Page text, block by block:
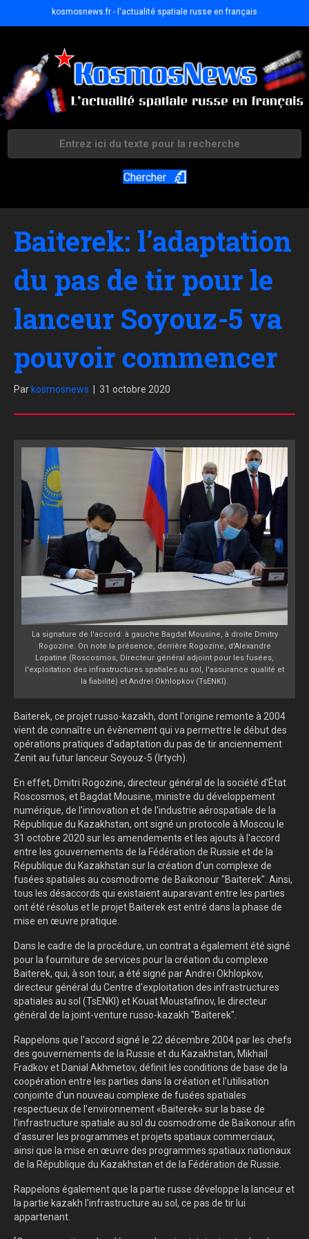
kosmosnews.fr - l'actualité spatiale russe en français
Chercher
Baiterek: l’adaptation
du pas de tir pour le
lanceur Soyouz-5 va
pouvoir commencer
Par kosmosnews 31 octobre 2020
La signature de l'accord: à gauche Bagdat Mousine, à droite Dmitry
Rogozine. On note la présence, derrière Rogozine, d'Alexandre
Lopatine (Roscosmos, Directeur général adjoint pour les fusées,
l'exploitation des infrastructures spatiales au sol, l'assurance qualité et
la fiabilité) et Andreï Okhlopkov (TsENKI).
Baiterek, ce projet russo-kazakh, dont l'origine remonte à 2004
vient de connaître un évènement qui va permettre le début des
opérations pratiques d'adaptation du pas de tir anciennement
Zenit au futur lanceur Soyouz-5 (Irtych).
En effet, Dmitri Rogozine, directeur général de la société d'État
Roscosmos, et Bagdat Mousine, ministre du développement
numérique, de l'innovation et de l'industrie aérospatiale de la
République du Kazakhstan, ont signé un protocole à Moscou le
31 octobre 2020 sur les amendements et les ajouts à l'accord
entre les gouvernements de la Fédération de Russie et de la
République du Kazakhstan sur la création d'un complexe de
fusées spatiales au cosmodrome de Baïkonour "Baiterek". Ainsi,
tous les désaccords qui existaient auparavant entre les parties
ont été résolus et le projet Baiterek est entré dans la phase de
mise en œuvre pratique.
Dans le cadre de la procédure, un contrat a également été signé
pour la fourniture de services pour la création du complexe
Baiterek, qui, à son tour, a été signé par Andreï Okhlopkov,
directeur général du Centre d'exploitation des infrastructures
spatiales au sol (TsENKI) et Kouat Moustafinov, le directeur
général de la joint-venture russo-kazakh "Baiterek".
Rappelons que l'accord signé le 22 décembre 2004 par les chefs
des gouvernements de la Russie et du Kazakhstan, Mikhail
Fradkov et Danial Akhmetov, définit les conditions de base de la
coopération entre les parties dans la création et l'utilisation
conjointe d'un nouveau complexe de fusées spatiales
respectueux de l'environnement «Baiterek» sur la base de
l'infrastructure spatiale au sol du cosmodrome de Baïkonour afin
d'assurer les programmes et projets spatiaux commerciaux,
ainsi que la mise en œuvre des programmes spatiaux nationaux
de la République du Kazakhstan et de la Fédération de Russie.
Rappelons également que la partie russe développe la lanceur et
la partie kazakh l'infrastructure au sol, ce pas de tir lui
appartenant.